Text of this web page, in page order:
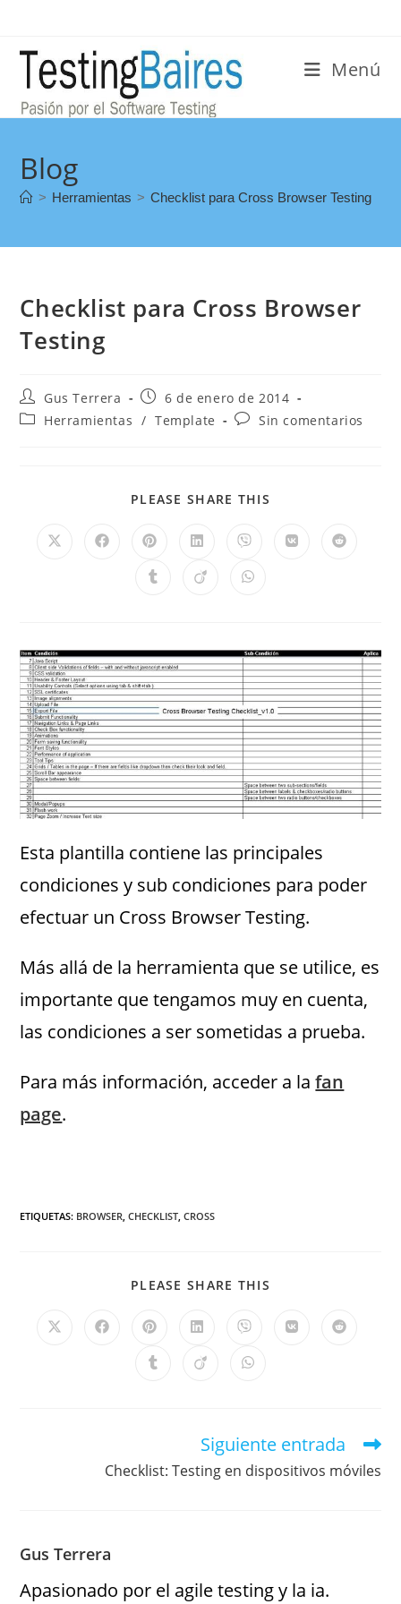
Menú
Blog
> Herramientas > Checklist para Cross Browser Testing
Checklist para Cross Browser
Testing
Gus Terrera
6 de enero de 2014
Herramientas / Template Sin comentarios
PLEASE SHARE THIS
Esta plantilla contiene las principales
condiciones y sub condiciones para poder
efectuar un Cross Browser Testing.
Más allá de la herramienta que se utilice, es
importante que tengamos muy en cuenta,
las condiciones a ser sometidas a prueba.
Para más información, acceder a lafan
page.
ETIQUETAS: BROWSER CHECKLIST CROSS
PLEASE SHARE THIS
Siguiente entrada
Checklist: Testing en dispositivos móviles
Gus Terrera
Apasionado por el agile testing y la ia.